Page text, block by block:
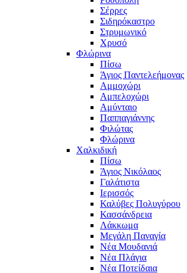
Σέρρες
Σιδηρόκαστρο
Στρυμωνικό
Χρυσό
Φλώρινα
Πίσω
Άγιος Παντελεήμονας
Αμμοχώρι
Αμπελοχώρι
Αμύνταιο
Παππαγιάννης
Φιλώτας
Φλώρινα
Χαλκιδική
Πίσω
Άγιος Νικόλαος
Γαλάτιστα
Ιερισσός
Καλύβες Πολυγύρου
Κασσάνδρεια
Λάκκωμα
Μεγάλη Παναγία
Νέα Μουδανιά
Νέα Πλάγια
Νέα Ποτείδαια